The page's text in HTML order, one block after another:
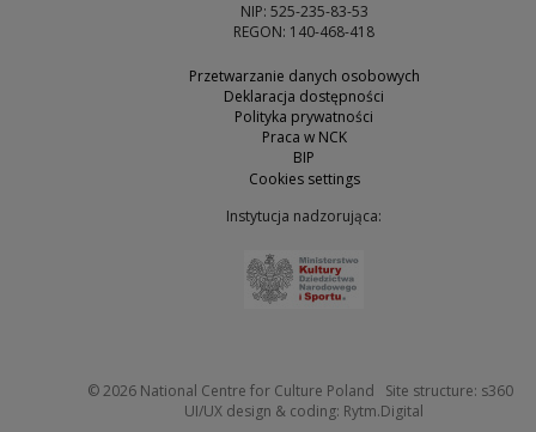
NIP: 525-235-83-53
REGON: 140-468-418
Przetwarzanie danych osobowych
Deklaracja dostępności
Polityka prywatności
Praca w NCK
BIP
Cookies settings
Instytucja nadzorująca:
© 2026 National Centre for Culture Poland Site structure: s360
UI/UX design & coding: Rytm.Digital